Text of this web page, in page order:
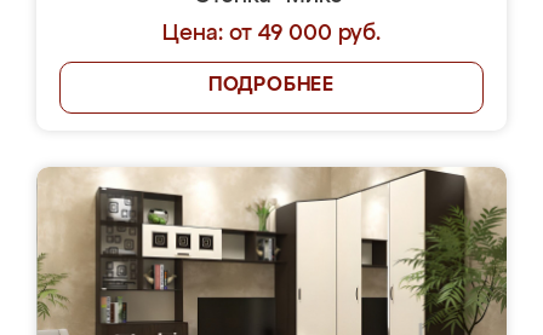
Цена: от 49 000 руб.
ПОДРОБНЕЕ